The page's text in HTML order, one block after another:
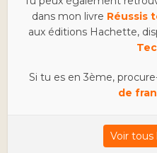
dans mon livre Réussis
aux éditions Hachette,
Si tu es en 3ème,
de
Voir tous